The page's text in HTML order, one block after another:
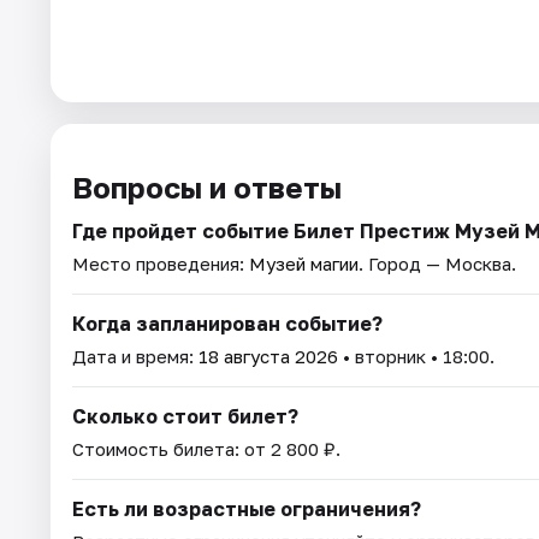
Вопросы и ответы
Где пройдет событие Билет Престиж Музей
Место проведения: Музей магии. Город — Москва.
Когда запланирован событие?
Дата и время: 18 августа 2026 • вторник • 18:00.
Сколько стоит билет?
Стоимость билета: от 2 800 ₽.
Есть ли возрастные ограничения?